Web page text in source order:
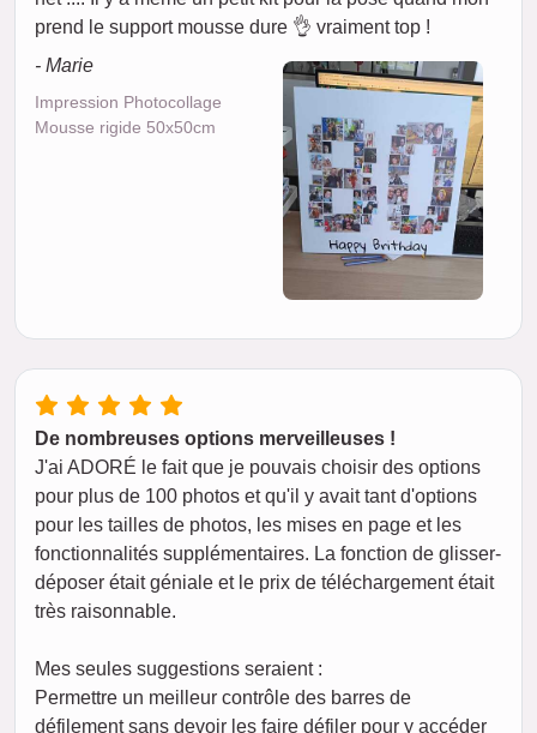
prend le support mousse dure 👌 vraiment top !
- Marie
Impression Photocollage
Mousse rigide 50x50cm
De nombreuses options merveilleuses !
J'ai ADORÉ le fait que je pouvais choisir des options
pour plus de 100 photos et qu'il y avait tant d'options
pour les tailles de photos, les mises en page et les
fonctionnalités supplémentaires. La fonction de glisser-
déposer était géniale et le prix de téléchargement était
très raisonnable.
Mes seules suggestions seraient :
Permettre un meilleur contrôle des barres de
défilement sans devoir les faire défiler pour y accéder